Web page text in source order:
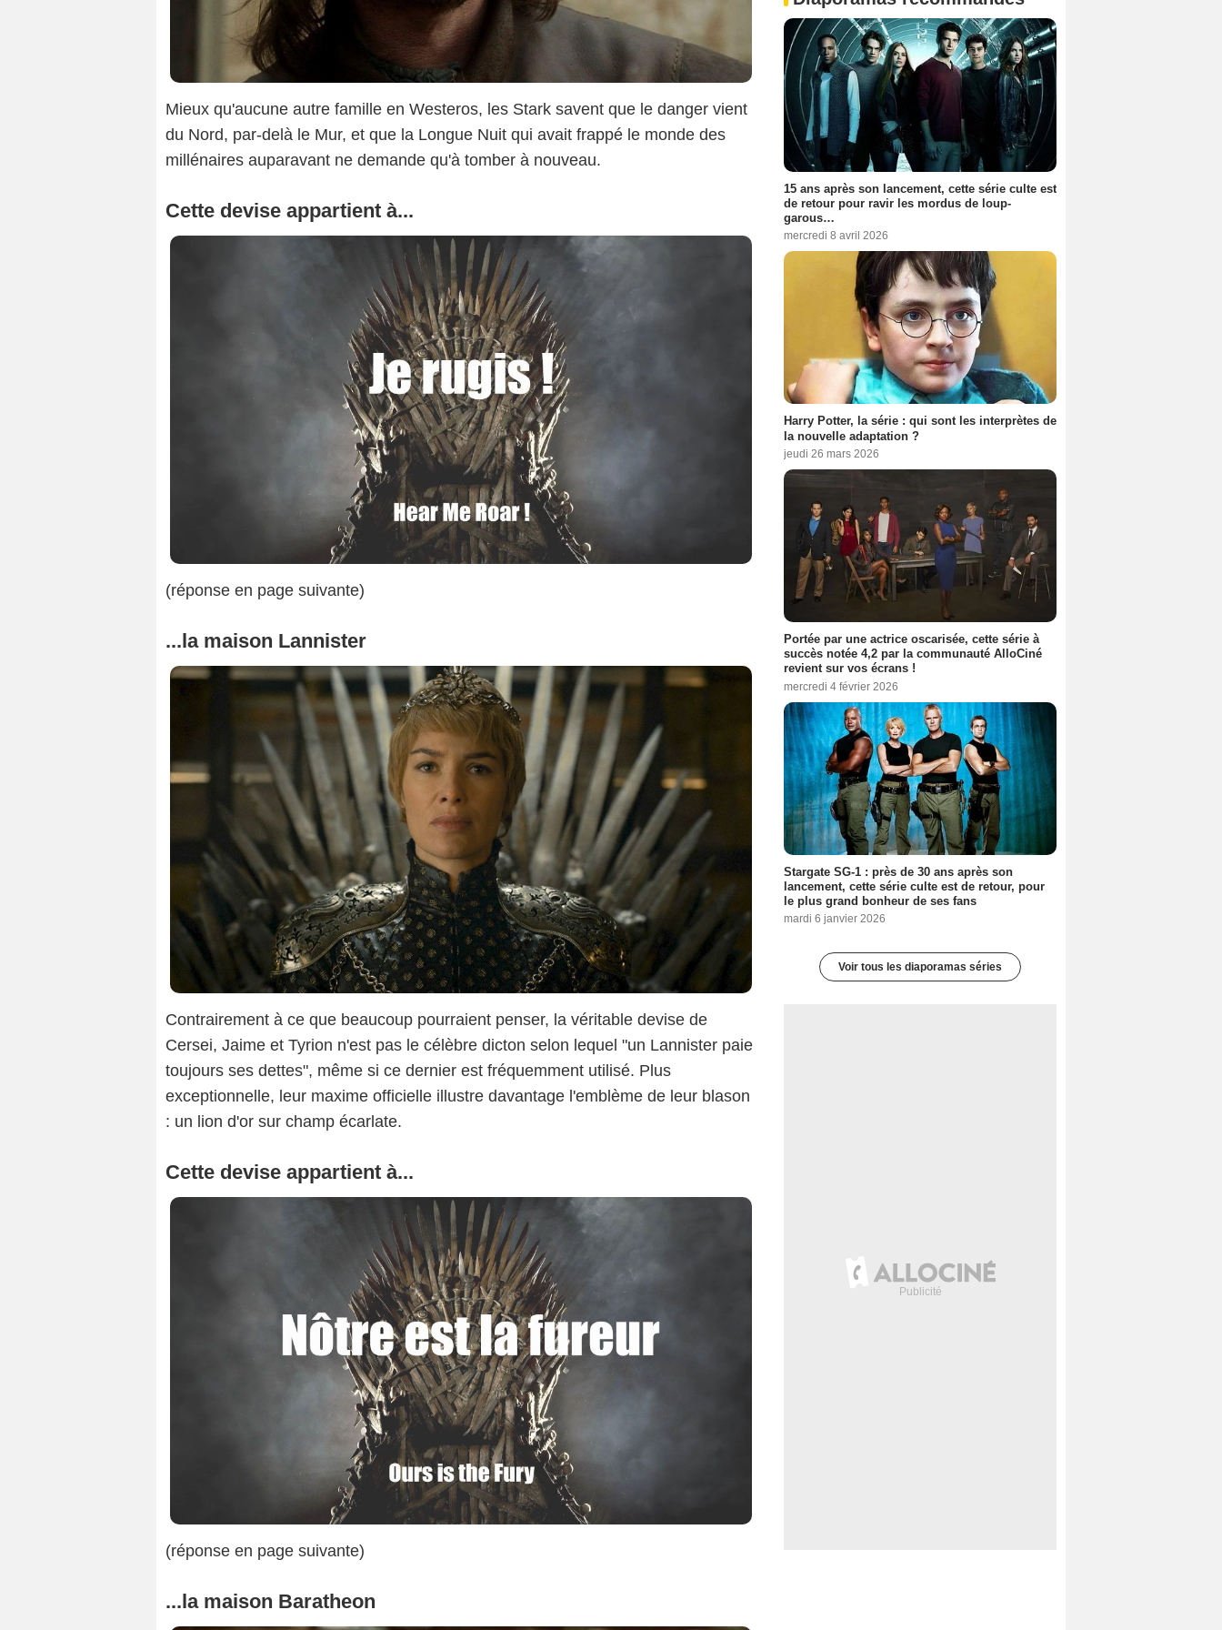
Mieux qu'aucune autre famille en Westeros, les Stark savent que le danger vient
du Nord, par-delà le Mur, et que la Longue Nuit qui avait frappé le monde des
millénaires auparavant ne demande qu'à tomber à nouveau.
Cette devise appartient à...
(réponse en page suivante)
...la maison Lannister
Contrairement à ce que beaucoup pourraient penser, la véritable devise de
Cersei, Jaime et Tyrion n'est pas le célèbre dicton selon lequel "un Lannister paie
toujours ses dettes", même si ce dernier est fréquemment utilisé. Plus
exceptionnelle, leur maxime officielle illustre davantage l'emblème de leur blason
: un lion d'or sur champ écarlate.
Cette devise appartient à...
(réponse en page suivante)
...la maison Baratheon
15 ans après son lancement, cette série culte est
de retour pour ravir les mordus de loup-
garous…
mercredi 8 avril 2026
Harry Potter, la série : qui sont les interprètes de
la nouvelle adaptation ?
jeudi 26 mars 2026
Portée par une actrice oscarisée, cette série à
succès notée 4,2 par la communauté AlloCiné
revient sur vos écrans !
mercredi 4 février 2026
Stargate SG-1 : près de 30 ans après son
lancement, cette série culte est de retour, pour
le plus grand bonheur de ses fans
mardi 6 janvier 2026
Voir tous les diaporamas séries